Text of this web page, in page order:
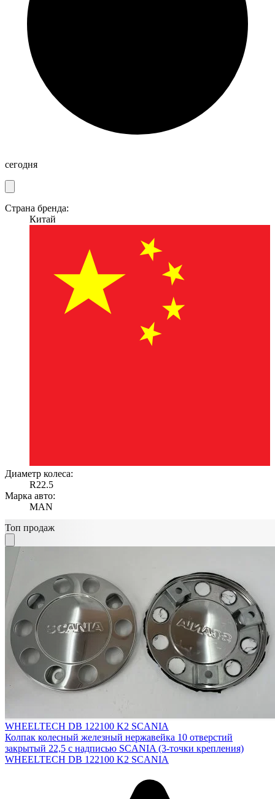
сегодня
Страна бренда:
Китай
Диаметр колеса:
R22.5
Марка авто:
MAN
Топ продаж
WHEELTECH DB 122100 K2 SCANIA
Колпак колесный железный нержавейка 10 отверстий
закрытый 22,5 с надписью SCANIA (3-точки крепления)
WHEELTECH DB 122100 K2 SCANIA